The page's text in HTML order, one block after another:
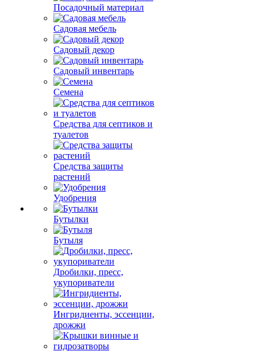
Посадочный материал
Садовая мебель
Садовый декор
Садовый инвентарь
Семена
Средства для септиков и
туалетов
Средства защиты
растений
Удобрения
Бутылки
Бутыля
Дробилки, пресс,
укупориватели
Ингридиенты, эссенции,
дрожжи